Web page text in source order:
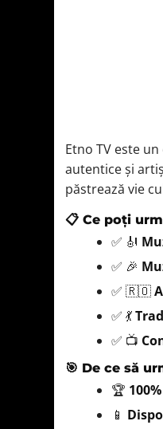
Etno TV este
autentice și
păstrează vie
📋 Ce poți
✅ 🎻
✅ 🎉
✅ 🇷🇴
✅ 💃
✅ 📺
🎯 De ce să
🏆
📱